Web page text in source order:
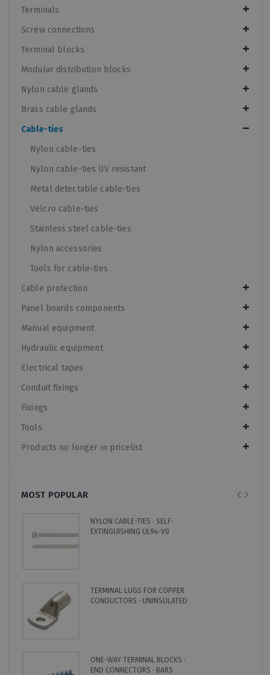
Terminals
Screw connections
Terminal blocks
Modular distribution blocks
Nylon cable glands
Brass cable glands
Cable-ties
Nylon cable-ties
Nylon cable-ties UV resistant
Metal detectable cable-ties
Velcro cable-ties
Stainless steel cable-ties
Nylon accessories
Tools for cable-ties
Cable protection
Panel boards components
Manual equipment
Hydraulic equipment
Electrical tapes
Conduit fixings
Fixings
Tools
Products no longer in pricelist
MOST POPULAR
NYLON CABLE-TIES · SELF-
EXTINGUISHING UL94-V0
TERMINAL LUGS FOR COPPER
CONDUCTORS · UNINSULATED
ONE-WAY TERMINAL BLOCKS ·
END CONNECTORS · BARS